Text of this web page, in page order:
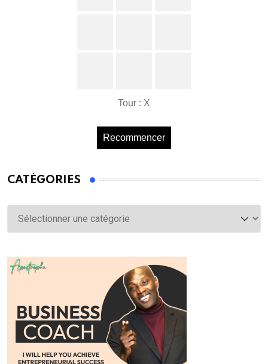
Tour : X
Recommencer
CATÉGORIES